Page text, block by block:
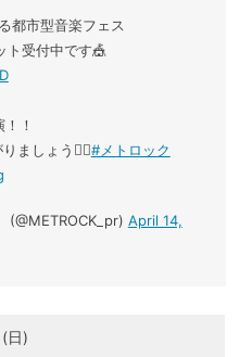
都市型音楽フェス
ト受付中です🎪
！
ましょう❤️‍🔥#メトロック
(@METROCK_pr) April 14,
日)